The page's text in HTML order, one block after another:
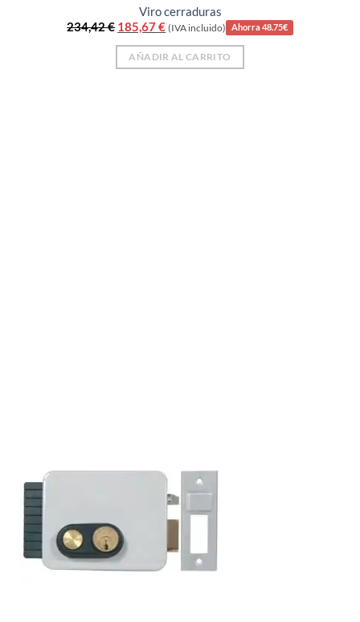
Viro cerraduras
234,42€ El
precio
original
era:
234,42 €.
185,67€El
precio
actual
es:
185,67 €.
(IVA incluido) Ahorra 48.75€
AÑADIR AL CARRITO